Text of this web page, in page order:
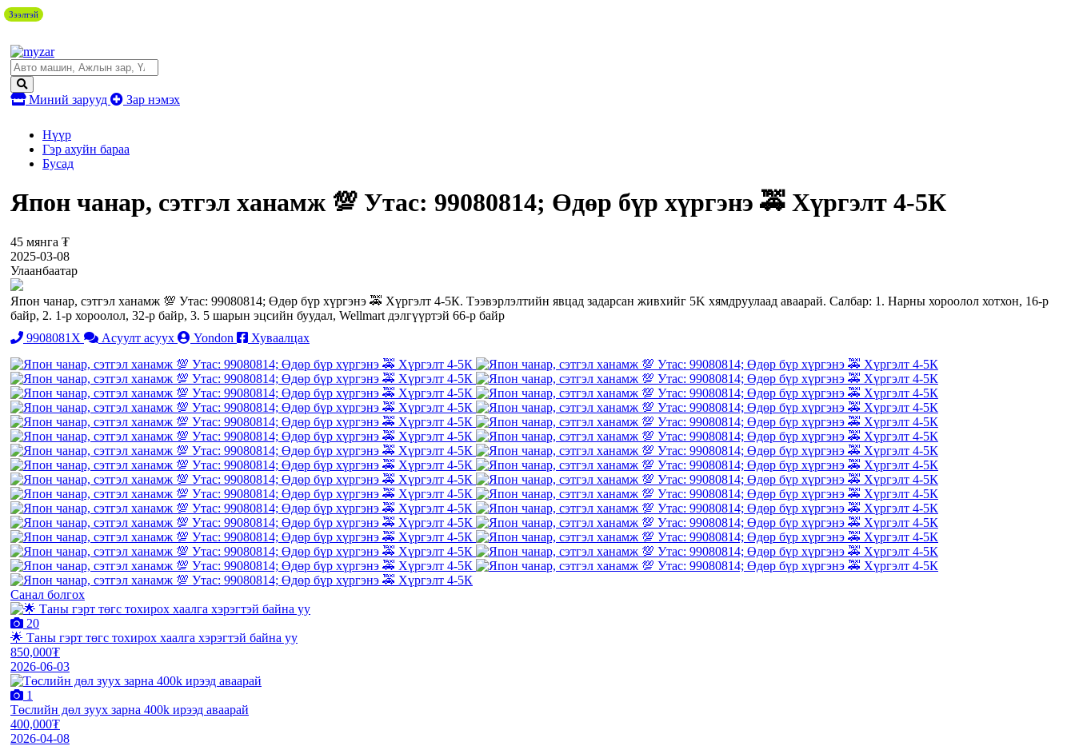
Миний зарууд Зар нэмэх
Нүүр
Гэр ахуйн бараа
Бусад
Япон чанар, сэтгэл ханамж 💯 Утас: 99080814; Өдөр бүр хүргэнэ 🚕 Хүргэлт 4-5К
45 мянга ₮
2025-03-08
Улаанбаатар
Япон чанар, сэтгэл ханамж 💯 Утас: 99080814; Өдөр бүр хүргэнэ 🚕 Хүргэлт 4-5К. Тээвэрлэлтийн явцад задарсан живхийг 5K хямдруулаад аваарай. Салбар: 1. Нарны хороолол хотхон, 16-р
байр, 2. 1-р хороолол, 32-р байр, 3. 5 шарын эцсийн буудал, Wellmart дэлгүүртэй 66-р байр
9908081X
Асуулт асуух Yondon Хуваалцах
Санал болгох
20
🌟 Таны гэрт төгс тохирох хаалга хэрэгтэй байна уу
850,000₮
2026-06-03
1
Төслийн дөл зуух зарна 400k ирээд аваарай
400,000₮
2026-04-08
Зээлтэй